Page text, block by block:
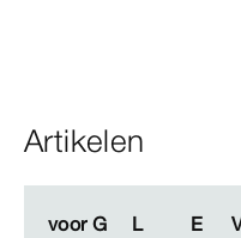
Artikelen
voor G L E
voor G L E